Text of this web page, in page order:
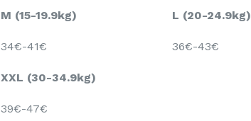
M (15-19.9kg) L (20-24.9kg)
34€-41€ 36€-43€
XXL (30-34.9kg)
39€-47€